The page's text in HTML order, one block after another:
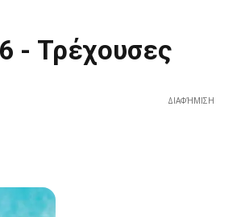
- Τρέχουσες
ΔΙΑΦΉΜΙΣΗ